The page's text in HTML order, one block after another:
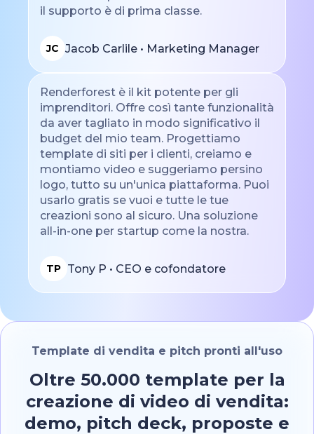
il supporto è di prima classe.
JC Jacob Carlile • Marketing Manager
Renderforest è il kit potente per gli
imprenditori. Offre così tante funzionalità
da aver tagliato in modo significativo il
budget del mio team. Progettiamo
template di siti per i clienti, creiamo e
montiamo video e suggeriamo persino
logo, tutto su un'unica piattaforma. Puoi
usarlo gratis se vuoi e tutte le tue
creazioni sono al sicuro. Una soluzione
all-in-one per startup come la nostra.
TP Tony P • CEO e cofondatore
Template di vendita e pitch pronti all'uso
Oltre 50.000 template per la
creazione di video di vendita:
demo, pitch deck, proposte e